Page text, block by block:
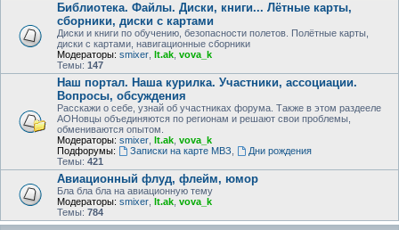
Библиотека. Файлы. Диски, книги... Лётные карты,
сборники, диски с картами
Диски и книги по обучению, безопасности полетов. Полётные карты,
диски с картами, навигационные сборники
Модераторы: smixer lt.ak vova_k
Темы: 147
Наш портал. Наша курилка. Участники, ассоциации.
Вопросы, обсуждения
Расскажи о себе, узнай об участниках форума. Также в этом раздееле
АОНовцы объединяются по регионам и решают свои проблемы,
обмениваются опытом.
Модераторы: smixer lt.ak vova_k
Подфорумы:
Записки на карте МВЗ
Дни рождения
Темы: 421
Авиационный флуд, флейм, юмор
Бла бла бла на авиационную тему
Модераторы: smixer lt.ak vova_k
Темы: 784